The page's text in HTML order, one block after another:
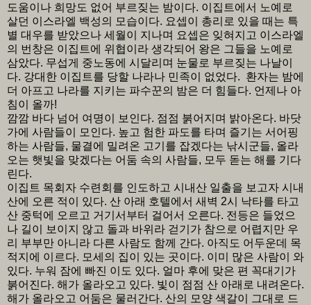
도움이나 희망도 없어 부르짖는 밤이다. 이집트에서 노예로
살던 이스라엘 백성의 모습이다. 요셉이 총리로 있을 때는 특
별 대우를 받았으나 세월이 지나며 요셉은 잊혀지고 이스라엘
의 번창은 이집트에 위협이라 생각되어 왕은 그들을 노예로
삼았다. 무섭게 중노동에 시달리며 눈물로 부르짖는 나날이
다. 강대한 이집트를 당할 나라나 민족이 없었다. 환자는 밤에
더 아프고 나라를 지키는 파수꾼의 밤은 더 힘들다. 언제나 아
침이 올까!
깜깜 바다 넘어 여명이 보인다. 점점 붉어지며 밝아온다. 바닷
가에 사람들이 모인다. 높고 험한 파도를 타며 즐기는 서어핑
하는 사람들, 물결에 밀려온 고기를 잡겠다는 낚시군들, 올라
오는 햇빛을 맞겠다는 어둠 속의 사람들, 모두 돋는 해를 기다
린다.
이집트 목회자 수련회를 인도하고 시내산 일출을 보고자 시내
산에 오른 적이 있다. 산 아래 호텔에서 새벽 2시 낙타를 타고
산 중턱에 오르고 거기서부터 걸어서 오른다. 전등은 들었으
나 길이 보이지 않고 돌과 바위라 걷기가 참으로 어렵지만 우
리 부부만 아니라 다른 사람도 함께 간다. 아직도 어두운데 목
적지에 이르다. 모세의 집이 있는 곳이다. 이미 많은 사람이 와
있다. 누워 잠에 빠진 이도 있다. 얼마 후에 맞은 편 꼭대기가
붉어진다. 해가 올라오고 있다. 빛이 점점 산 아래로 내려온다.
해가 올라오고 어둠은 물러간다. 산의 모양 색갈이 그대로 드